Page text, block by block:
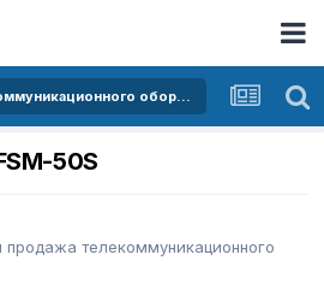
Покупка и продажа телекоммуникационного оборудования
50S
продажа телекоммуникационного